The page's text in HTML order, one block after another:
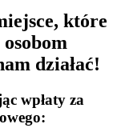
które
działać!
wpłaty za